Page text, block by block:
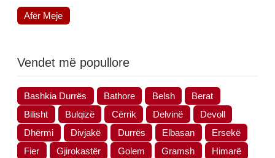
Afër Meje
Vendet më popullore
Bashkia Durrës Bathore Belsh
Berat
Bilisht
Bulqizë Cërrik Delvinë
Devoll
Dhërmi
Divjakë Durrës Elbasan
Ersekë
Fier
Gjirokastër Golem Gramsh
Himarë